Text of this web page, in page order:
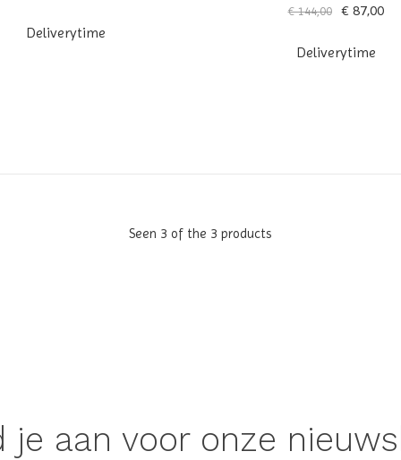
Deliverytime
€ 144,00 € 87,00
Deliverytime
Seen 3 of the 3 products
je aan voor onze